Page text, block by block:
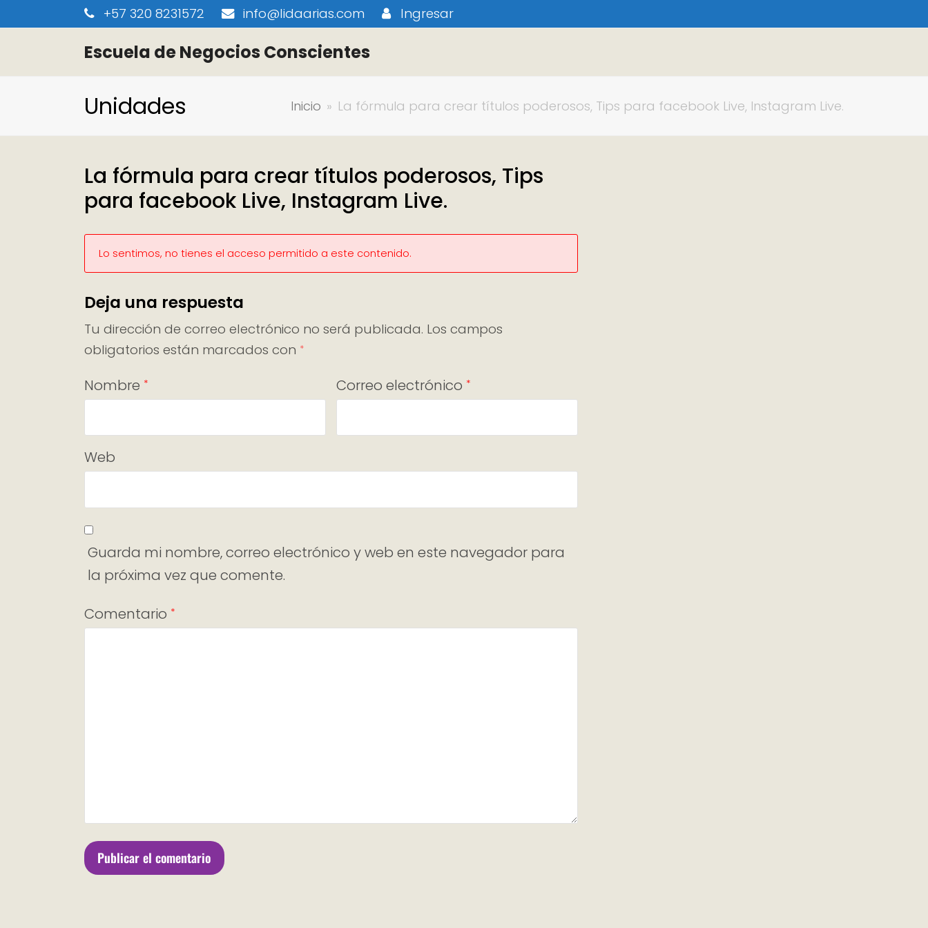
+57 320 8231572 info@lidaarias.com Ingresar
Escuela de Negocios Conscientes
Unidades Inicio » La fórmula para crear títulos poderosos, Tips para facebook Live, Instagram Live.
La fórmula para crear títulos poderosos, Tips
para facebook Live, Instagram Live.
Lo sentimos, no tienes el acceso permitido a este contenido.
Deja una respuesta
Tu dirección de correo electrónico no será publicada. Los campos
obligatorios están marcados con *
Nombre * Correo electrónico *
Web
Guarda mi nombre, correo electrónico y web en este navegador para
la próxima vez que comente.
Comentario *